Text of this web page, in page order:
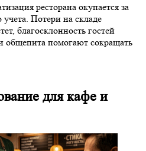
ресторана окупается за
учета. Потери на складе
благосклонность гостей
общепита помогают сокращать
для кафе и